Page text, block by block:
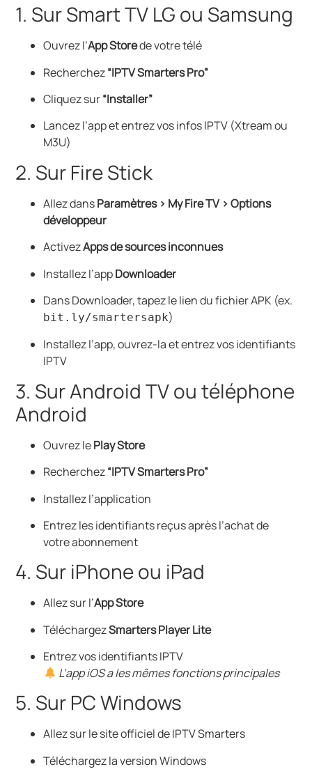
1. Sur Smart TV LG ou Samsung
Ouvrez l’App Storede votre télé
Recherchez“IPTV Smarters Pro”
Cliquez sur“Installer”
Lancez l’app et entrez vos infos IPTV (Xtream ou
M3U)
2. Sur Fire Stick
Allez dansParamètres > My Fire TV > Options
développeur
ActivezApps de sources inconnues
Installez l’appDownloader
Dans Downloader, tapez le lien du fichier APK (ex.
bit.ly/smartersapk)
Installez l’app, ouvrez-la et entrez vos identifiants
IPTV
3. Sur Android TV ou téléphone
Android
Ouvrez lePlay Store
Recherchez“IPTV Smarters Pro”
Installez l’application
Entrez les identifiants reçus après l’achat de
votre abonnement
4. Sur iPhone ou iPad
Allez sur l’App Store
TéléchargezSmarters Player Lite
Entrez vos identifiants IPTV
L’app iOS a les mêmes fonctions principales
5. Sur PC Windows
Allez sur le site officiel de IPTV Smarters
Téléchargez la version Windows